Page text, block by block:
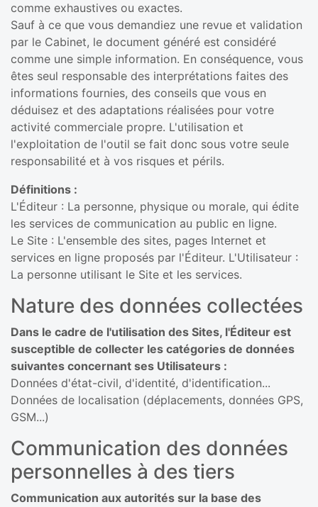
comme exhaustives ou exactes.
Sauf à ce que vous demandiez une revue et validation
par le Cabinet, le document généré est considéré
comme une simple information. En conséquence, vous
êtes seul responsable des interprétations faites des
informations fournies, des conseils que vous en
déduisez et des adaptations réalisées pour votre
activité commerciale propre. L'utilisation et
l'exploitation de l'outil se fait donc sous votre seule
responsabilité et à vos risques et périls.
Définitions :
L'Éditeur : La personne, physique ou morale, qui édite
les services de communication au public en ligne.
Le Site : L'ensemble des sites, pages Internet et
services en ligne proposés par l'Éditeur. L'Utilisateur :
La personne utilisant le Site et les services.
Nature des données collectées
Dans le cadre de l'utilisation des Sites, l'Éditeur est
susceptible de collecter les catégories de données
suivantes concernant ses Utilisateurs :
Données d'état-civil, d'identité, d'identification...
Données de localisation (déplacements, données GPS,
GSM...)
Communication des données
personnelles à des tiers
Communication aux autorités sur la base des